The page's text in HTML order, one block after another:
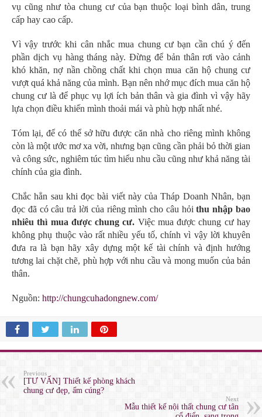
vụ cũng như tòa chung cư của bạn thuộc loại bình dân, trung
cấp hay cao cấp.
Vì vậy trước khi cân nhắc mua chung cư bạn cần chú ý đến
phần dịch vụ hàng tháng này. Đừng để bản thân rơi vào cảnh
khó khăn, nợ nần chồng chất khi chọn mua căn hộ chung cư
vượt quá khả năng của mình. Bạn nên nhớ mục đích mua căn hộ
chung cư là để phục vụ lợi ích bản thân và gia đình vì vậy hãy
lựa chọn điều khiến mình thoải mái và phù hợp nhất nhé.
Tóm lại, để có thể sở hữu được căn nhà cho riêng mình không
còn là một ước mơ xa vời, nhưng bạn cũng cần phải bỏ thời gian
và công sức, nghiêm túc tìm hiểu nhu cầu cũng như khả năng tài
chính của gia đình.
Chắc hẳn sau khi đọc bài viết này của Tháp Doanh Nhân, bạn
đọc đã có câu trả lời của riêng mình cho câu hỏithu nhập bao
nhiêu thì mua được chung cư. Việc mua được chung cư hay
không phụ thuộc vào rất nhiều yếu tố, chính vì vậy lời khuyên
đưa ra là bạn hãy xây dựng một kế tài chính và định hướng
tương lai chặt chẽ, phù hợp với nhu cầu và mong muốn của bản
thân.
Nguồn: http://chungcuhadongnew.com/
Previous
[TƯ VẤN] Thiết kế phòng khách
chung cư đẹp, ấm cúng?
Next
Mẫu thiết kế nội thất chung cư tân